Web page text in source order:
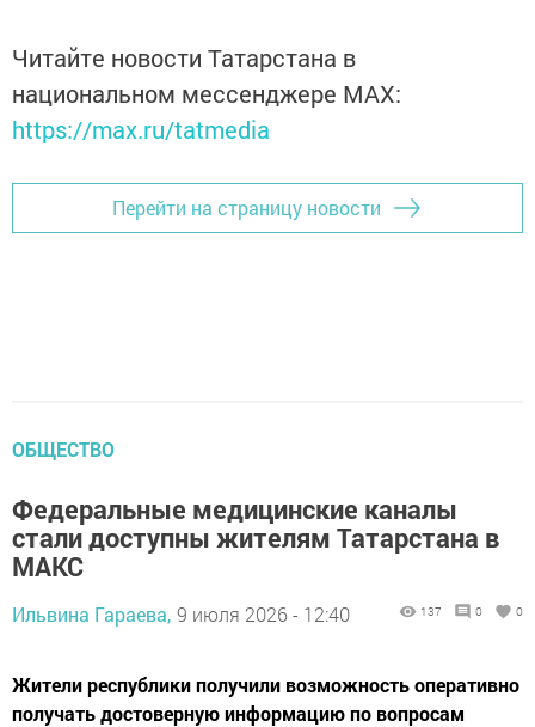
Читайте новости Татарстана в
национальном мессенджере MАХ:
https://max.ru/tatmedia
Перейти на страницу новости
ОБЩЕСТВО
Федеральные медицинские каналы
стали доступны жителям Татарстана в
МАКС
Ильвина Гараева, 9 июля 2026 - 12:40 137 0 0
Жители республики получили возможность оперативно
получать достоверную информацию по вопросам